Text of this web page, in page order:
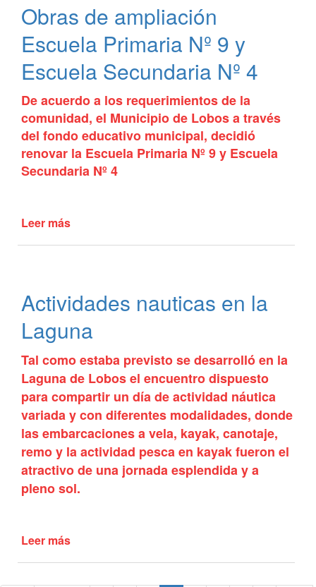
Obras de ampliación
Escuela Primaria Nº 9 y
Escuela Secundaria Nº 4
De acuerdo a los requerimientos de la
comunidad, el Municipio de Lobos a través
del fondo educativo municipal, decidió
renovar la Escuela Primaria Nº 9 y Escuela
Secundaria Nº 4
Leer más
Primaria
Nº
9
Escuela
Secundaria
Nº
4
Actividades nauticas en la
Laguna
Tal como estaba previsto se desarrolló en la
Laguna de Lobos el encuentro dispuesto
para compartir un día de actividad náutica
variada y con diferentes modalidades, donde
las embarcaciones a vela, kayak, canotaje,
remo y la actividad pesca en kayak fueron el
atractivo de una jornada esplendida y a
pleno sol.
Leer más